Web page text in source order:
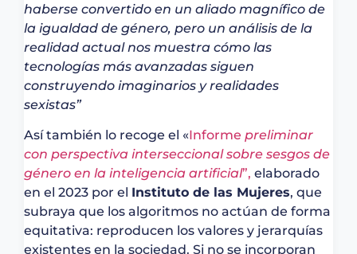
haberse convertido en un aliado magnífico de
la igualdad de género, pero un análisis de la
realidad actual nos muestra cómo las
tecnologías más avanzadas siguen
construyendo imaginarios y realidades
sexistas”
Así también lo recoge el «Informe preliminar
con perspectiva interseccional sobre sesgos de
género en la inteligencia artificial”, elaborado
en el 2023 por el Instituto de las Mujeres, que
subraya que los algoritmos no actúan de forma
equitativa: reproducen los valores y jerarquías
existentes en la sociedad. Si no se incorporan